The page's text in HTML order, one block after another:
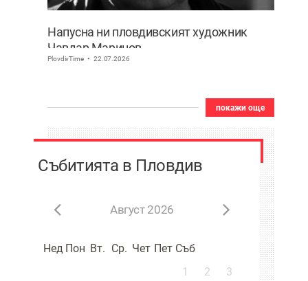
Напусна ни пловдивският художник
Чавдар Маринов
PlovdivTime 22.07.2026
покажи още
Събитията в Пловдив
Август 2026
Нед Пон Вт. Ср. Чет Пет Съб
1
2
3